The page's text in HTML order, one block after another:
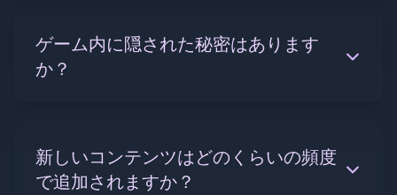
ゲーム内に隠された秘密はあります
か？
新しいコンテンツはどのくらいの頻度
で追加されますか？